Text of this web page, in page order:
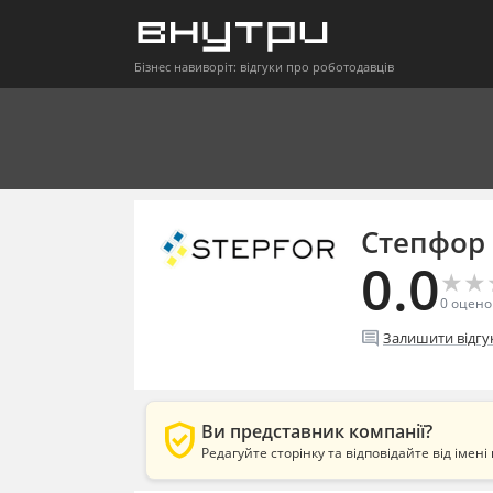
Бізнес навиворіт: відгуки про роботодавців
Степфор
0.0★
★★
★
0
comment Залишити
verified_user Ви представник компанії?
Редагуйте сторінку та відповідайте від імені